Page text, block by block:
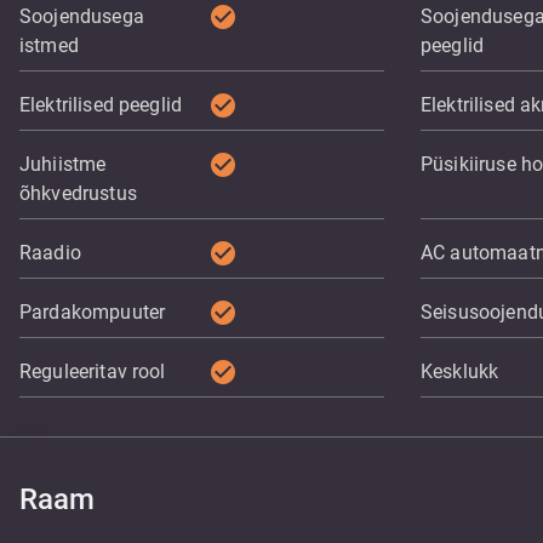
Soojendusega
istmed
check_circle
Soojendusega
peeglid
Elektrilised peeglid check_circle Elektrilised
Juhiistme
õhkvedrustus
check_circle Püsikiiruse
Raadio check_circle AC
Pardakompuuter check_circle
Reguleeritav rool check_circle Kesklukk
Raam